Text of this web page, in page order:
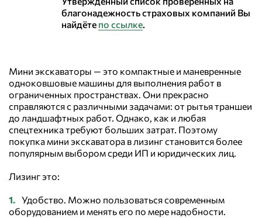
благонадежность страховых компаний Вы
найдёте по ссылке.
Мини экскаваторы — это компактные и маневренные
одноковшовые машины для выполнения работ в
ограниченных пространствах. Они прекрасно
справляются с различными задачами: от рытья траншеи
до ландшафтных работ. Однако, как и любая
спецтехника требуют больших затрат. Поэтому
покупка мини экскаватора в лизинг становится более
популярным выбором среди ИП и юридических лиц.
Лизинг это:
Удобство. Можно пользоваться современным
оборудованием и менять его по мере надобности.